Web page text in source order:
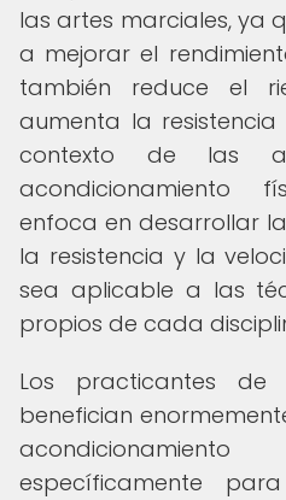
las artes marciales, ya
a mejorar el
también reduce el
aumenta la
contexto de las
acondicionamiento
enfoca en desarrollar
la resistencia y la
sea aplicable a las
propios de cada
Los practicantes de
benefician
específicamente